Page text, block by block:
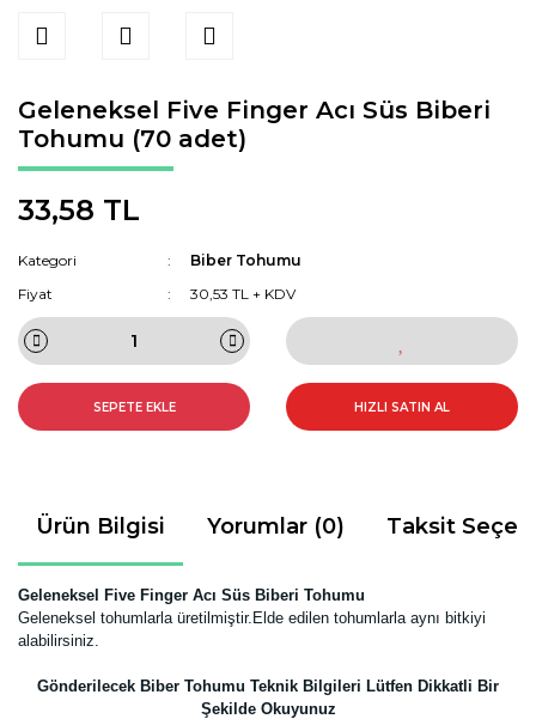
Geleneksel Five Finger Acı Süs Biberi
Tohumu (70 adet)
33,58 TL
Kategori
Biber Tohumu
Fiyat
30,53 TL + KDV
SEPETE EKLE HIZLI SATIN AL
Ürün Bilgisi Yorumlar (0) Taksit
Geleneksel Five Finger Acı Süs Biberi Tohumu
Geleneksel tohumlarla üretilmiştir.Elde edilen tohumlarla aynı bitkiyi
alabilirsiniz.
Gönderilecek Biber Tohumu Teknik Bilgileri Lütfen Dikkatli Bir
Şekilde Okuyunuz